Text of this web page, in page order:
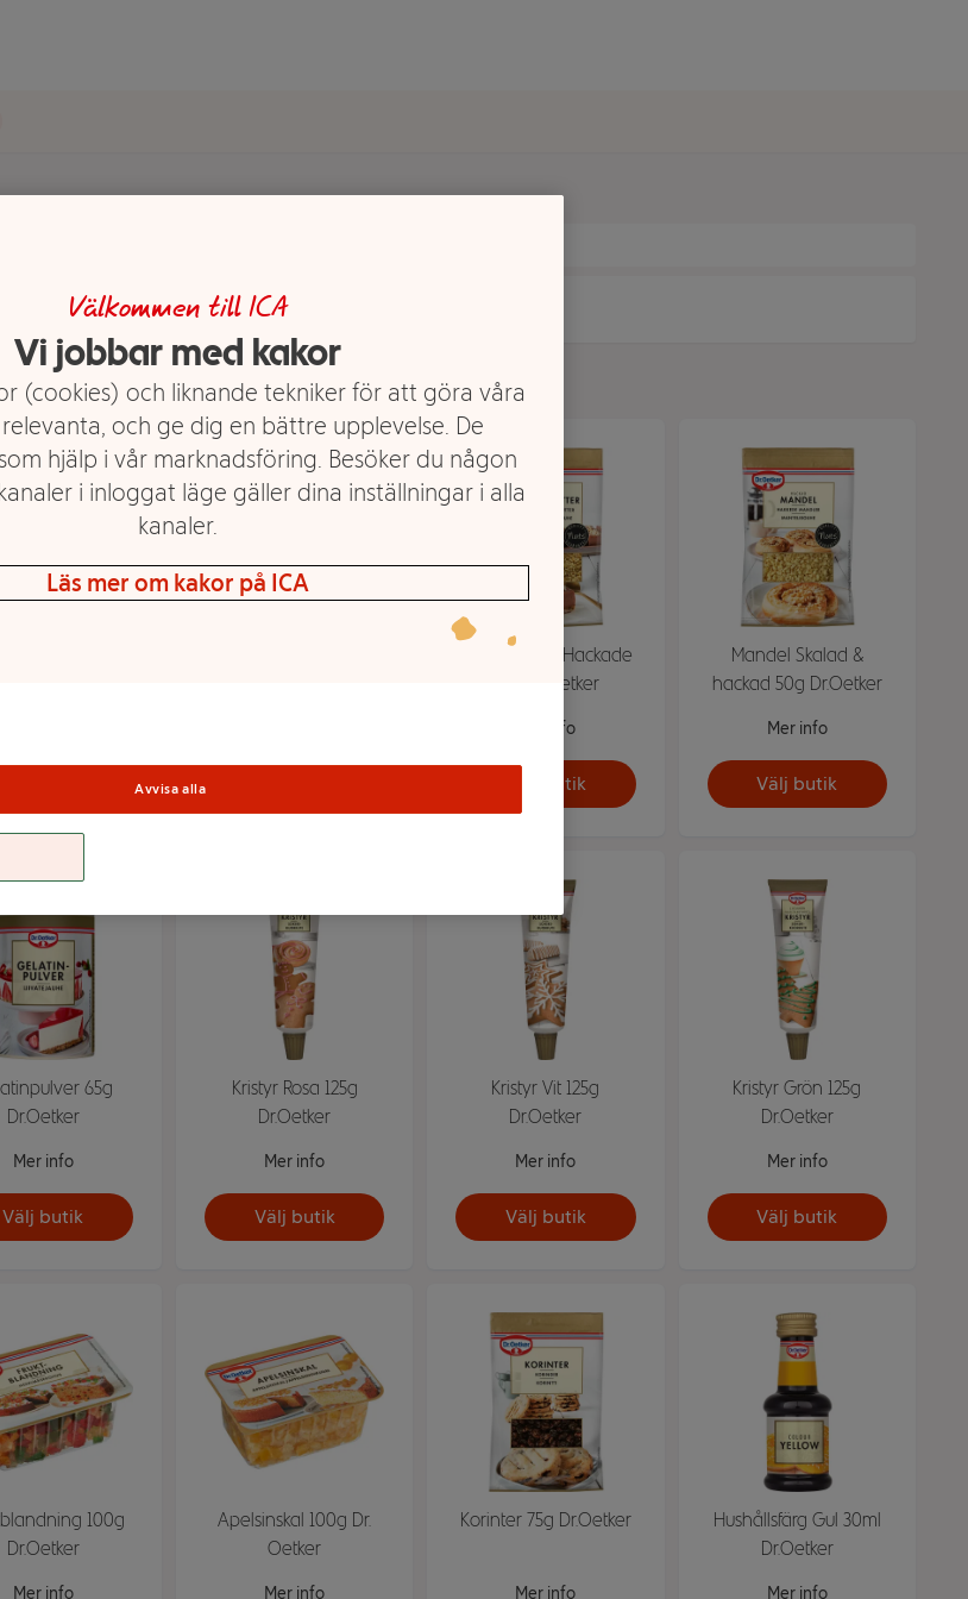
Hasselnötter Hackade
50g Dr.Oetker
Mer info
Välj butik
Mandel Skalad &
hackad 50g Dr.Oetker
Mer info
Välj butik
65g
Dr.Oetker
Mer info
Välj butik
Kristyr Rosa 125g
Dr.Oetker
Mer info
Välj butik
Kristyr Vit 125g
Dr.Oetker
Mer info
Välj butik
Kristyr Grön 125g
Dr.Oetker
Mer info
Välj butik
100g
Dr.Oetker
Mer info
Apelsinskal 100g Dr.
Oetker
Mer info
Korinter 75g Dr.Oetker
Mer info
Hushållsfärg Gul 30ml
Dr.Oetker
Mer info
Välkommen till ICA
Vi jobbar med kakor
(cookies) och liknande tekniker för att göra våra
och ge dig en bättre upplevelse. De
hjälp i vår marknadsföring. Besöker du någon
i inloggat läge gäller dina inställningar i alla
kanaler.
Läs mer om kakor på ICA
Avvisa alla